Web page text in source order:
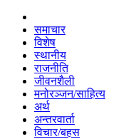
समाचार
विशेष
स्थानीय
राजनीति
जीवनशैली
मनोरञ्जन/साहित्य
अर्थ
अन्तरवार्ता
विचार/बहस